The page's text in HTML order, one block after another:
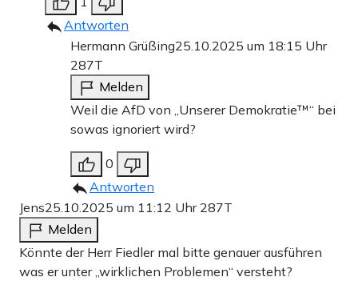
Antworten
Hermann Grüßing25.10.2025 um 18:15 Uhr
287T
Melden
Weil die AfD von „Unserer Demokratie™️“ bei
sowas ignoriert wird?
0
Antworten
Jens25.10.2025 um 11:12 Uhr 287T
Melden
Könnte der Herr Fiedler mal bitte genauer ausführen
was er unter „wirklichen Problemen“ versteht?